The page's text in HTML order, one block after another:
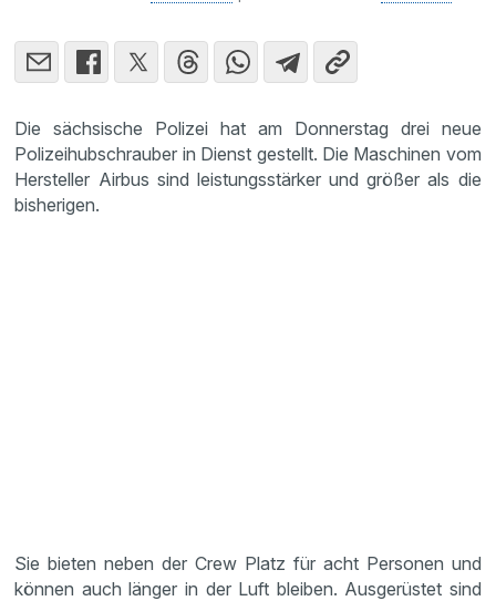
Die sächsische Polizei hat am Donnerstag drei neue
Polizeihubschrauber in Dienst gestellt. Die Maschinen vom
Hersteller Airbus sind leistungsstärker und größer als die
bisherigen.
Sie bieten neben der Crew Platz für acht Personen und
können auch länger in der Luft bleiben. Ausgerüstet sind